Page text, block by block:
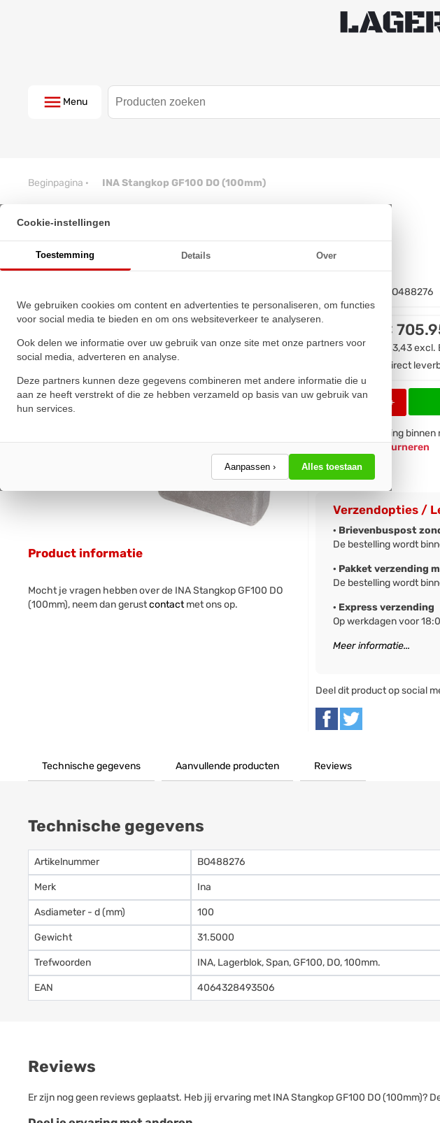
Menu
Beginpagina · INA Stangkop GF100 DO (100mm)
Cookie-instellingen
Toestemming Details Over
We gebruiken cookies om content en advertenties te personaliseren, om functies
voor social media te bieden en om ons websiteverkeer te analyseren.
Ook delen we informatie over uw gebruik van onze site met onze partners voor
social media, adverteren en analyse.
Deze partners kunnen deze gegevens combineren met andere informatie die u
aan ze heeft verstrekt of die ze hebben verzameld op basis van uw gebruik van
hun services.
Aanpassen › Alles toestaan
INA Stangkop GF100 DO (100mm)
★★★★★
★★★★★
Product informatie
Mocht je vragen hebben over de INA Stangkop GF100 DO
(100mm), neem dan gerustcontactmet ons op.
BO488276
€
€ 583,43excl.
Direct
+
verzending binnen
retourneren
Verzendopties /
· Brievenbuspost
De bestelling wordt
· Pakket verzending
De bestelling wordt
· Express verzending
Op werkdagen voor
Meer informatie...
Deel dit product op social
Technische gegevens Aanvullende producten Reviews
Technische gegevens
Artikelnummer BO488276
Merk Ina
Asdiameter - d (mm) 100
Gewicht 31.5000
Trefwoorden INA, Lagerblok, Span, GF100, DO, 100mm.
EAN 4064328493506
Reviews
Er zijn nog geen reviews geplaatst. Heb jij ervaring met INA Stangkop GF100 DO (100mm)?